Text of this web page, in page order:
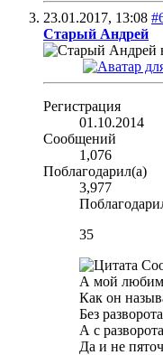
23.01.2017, 13:08
Старый Андрей
Регистрация
01.10.2014
Сообщений
1,076
Поблагодарил(а)
3,977
35
А мой
Как он
Без
А с
Да и не